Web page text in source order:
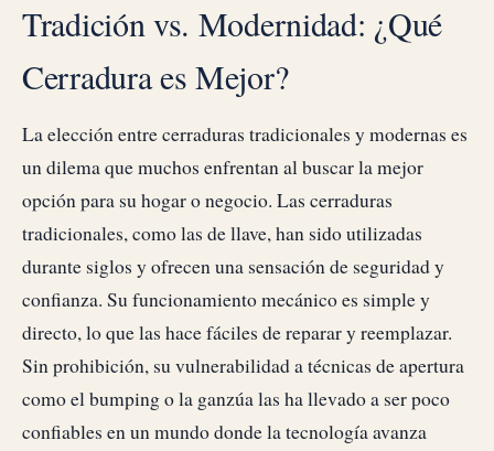
Tradición vs. Modernidad: ¿Qué
Cerradura es Mejor?
La elección entre cerraduras tradicionales y modernas es
un dilema que muchos enfrentan al buscar la mejor
opción para su hogar o negocio. Las cerraduras
tradicionales, como las de llave, han sido utilizadas
durante siglos y ofrecen una sensación de seguridad y
confianza. Su funcionamiento mecánico es simple y
directo, lo que las hace fáciles de reparar y reemplazar.
Sin prohibición, su vulnerabilidad a técnicas de apertura
como el bumping o la ganzúa las ha llevado a ser poco
confiables en un mundo donde la tecnología avanza